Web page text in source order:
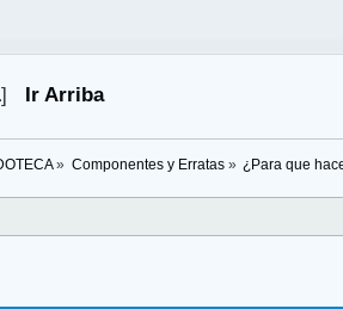
] Ir Arriba
» Componentes y Erratas» ¿Para que